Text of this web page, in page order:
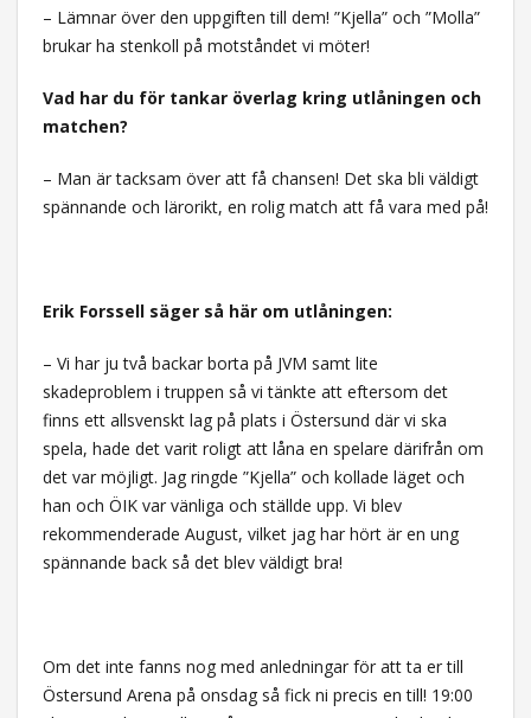
– Lämnar över den uppgiften till dem! ”Kjella” och ”Molla”
brukar ha stenkoll på motståndet vi möter!
Vad har du för tankar överlag kring utlåningen och
matchen?
– Man är tacksam över att få chansen! Det ska bli väldigt
spännande och lärorikt, en rolig match att få vara med på!
Erik Forssell säger så här om utlåningen:
– Vi har ju två backar borta på JVM samt lite
skadeproblem i truppen så vi tänkte att eftersom det
finns ett allsvenskt lag på plats i Östersund där vi ska
spela, hade det varit roligt att låna en spelare därifrån om
det var möjligt. Jag ringde ”Kjella” och kollade läget och
han och ÖIK var vänliga och ställde upp. Vi blev
rekommenderade August, vilket jag har hört är en ung
spännande back så det blev väldigt bra!
Om det inte fanns nog med anledningar för att ta er till
Östersund Arena på onsdag så fick ni precis en till! 19:00